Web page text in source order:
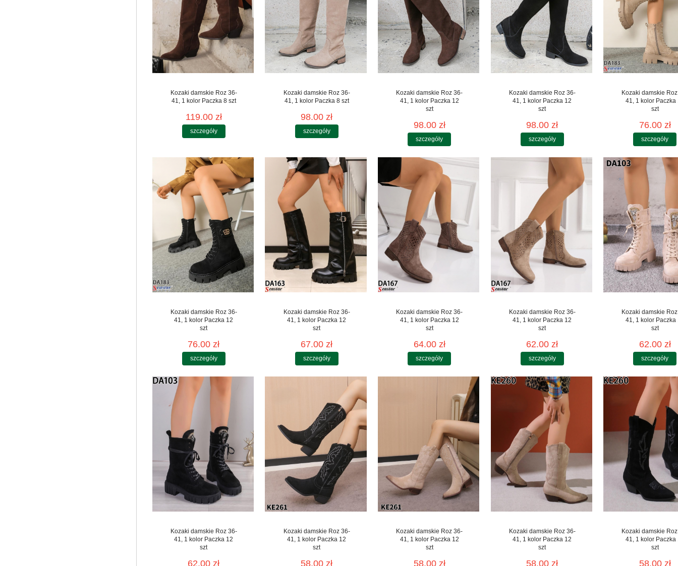
Kozaki damskie Roz 36-
41, 1 kolor Paczka 8 szt
119.00 zł
szczegóły
Kozaki damskie Roz 36-
41, 1 kolor Paczka 8 szt
98.00 zł
szczegóły
Kozaki damskie Roz 36-
41, 1 kolor Paczka 12
szt
98.00 zł
szczegóły
Kozaki damskie Roz 36-
41, 1 kolor Paczka 12
szt
98.00 zł
szczegóły
Kozaki damskie
41, 1 kolor Paczka
szt
76.00 zł
szczegóły
Kozaki damskie Roz 36-
41, 1 kolor Paczka 12
szt
76.00 zł
szczegóły
Kozaki damskie Roz 36-
41, 1 kolor Paczka 12
szt
67.00 zł
szczegóły
Kozaki damskie Roz 36-
41, 1 kolor Paczka 12
szt
64.00 zł
szczegóły
Kozaki damskie Roz 36-
41, 1 kolor Paczka 12
szt
62.00 zł
szczegóły
Kozaki damskie
41, 1 kolor Paczka
szt
62.00 zł
szczegóły
Kozaki damskie Roz 36-
41, 1 kolor Paczka 12
szt
62.00 zł
Kozaki damskie Roz 36-
41, 1 kolor Paczka 12
szt
58.00 zł
Kozaki damskie Roz 36-
41, 1 kolor Paczka 12
szt
58.00 zł
Kozaki damskie Roz 36-
41, 1 kolor Paczka 12
szt
58.00 zł
Kozaki damskie
41, 1 kolor Paczka
szt
58.00 zł